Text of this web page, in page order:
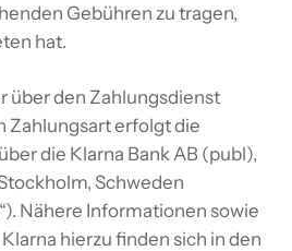
Gebühren zu tragen,
hat.
über den Zahlungsdienst
Zahlungsart erfolgt die
die Klarna Bank AB (publ),
Schweden
Nähere Informationen sowie
hierzu finden sich in den